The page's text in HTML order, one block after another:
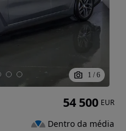
1 / 6
54 500 EUR
Dentro da média